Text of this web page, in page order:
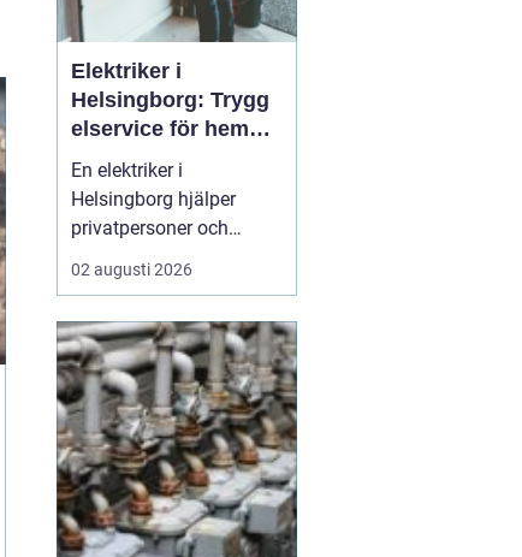
Elektriker i
Helsingborg: Trygg
elservice för hem
och företag
En elektriker i
Helsingborg hjälper
privatpersoner och
företag med trygg, säker
och effektiv elservice.
enkla reparationer och
byte av uttag till
kompletta
elinstallationer,
felsökning vid akuta
fel,...
02 augusti 2026